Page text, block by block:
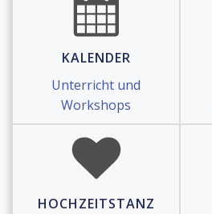
KALENDER
Unterricht und
Workshops
HOCHZEITSTANZ